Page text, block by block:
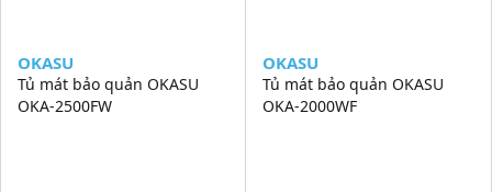
OKASU
Tủ mát bảo quản OKASU
OKA-2500FW
OKASU
Tủ mát bảo quản OKASU
OKA-2000WF